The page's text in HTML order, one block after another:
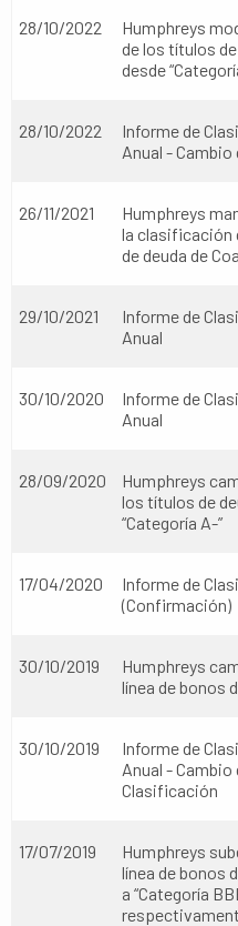
28/10/2022
Humphreys
de los títulos de
desde
28/10/2022
Informe de
Anual -
26/11/2021
Humphreys
la clasificación
de deuda de
29/10/2021
Informe de
Anual
30/10/2020
Informe de
Anual
28/09/2020
Humphreys
los títulos de
“Categoría A-”
17/04/2020
Informe de
(Confirmación)
30/10/2019
Humphreys
línea de bonos
30/10/2019
Informe de
Anual - Cambio
Clasificación
17/07/2019
Humphreys
línea de bonos
a “Categoría